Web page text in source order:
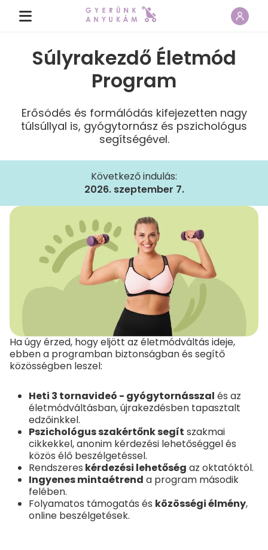
Súlyrakezdő Életmód
Program
Erősödés és formálódás kifejezetten nagy
túlsúllyal is, gyógytornász és pszichológus
segítségével.
Következő indulás:
2026. szeptember 7.
Ha úgy érzed, hogy eljött az életmódváltás ideje,
ebben a programban biztonságban és segítő
közösségben leszel:
Heti 3 tornavideó - gyógytornásszal és az
életmódváltásban, újrakezdésben tapasztalt
edzőinkkel.
Pszichológus szakértőnk segít szakmai
cikkekkel, anonim kérdezési lehetőséggel és
közös élő beszélgetéssel.
Rendszeres kérdezési lehetőség az oktatóktól.
Ingyenes mintaétrend a program második
felében.
Folyamatos támogatás és közösségi élmény,
online beszélgetések.